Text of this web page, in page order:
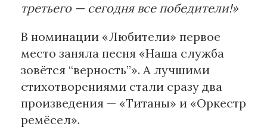
третьего — сегодня все победители!»
В номинации «Любители» первое
место заняла песня «Наша служба
зовётся “верность”». А лучшими
стихотворениями стали сразу два
произведения — «Титаны» и «Оркестр
ремёсел».